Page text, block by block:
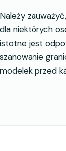
Należy
dla niektórych
istotne jest
szanowanie
modelek przed